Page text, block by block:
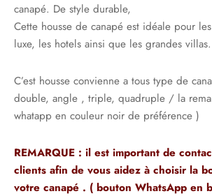
canapé. De style durable,
Cette housse de canapé est idéale pour
luxe, les hotels ainsi que les grandes villas.
C’est housse convienne a tous type de
double, angle , triple, quadruple / la
whatapp en couleur noir de préférence )
REMARQUE : il est important de
clients afin de vous aidez à choisir la
votre canapé . ( bouton WhatsApp en